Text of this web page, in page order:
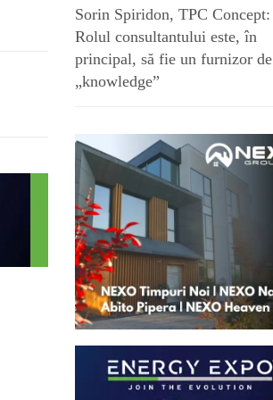
Sorin Spiridon, TPC Concept:
Rolul consultantului este, în
principal, să fie un furnizor de
„knowledge”